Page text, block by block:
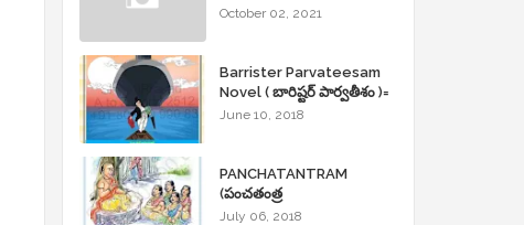
Stories
October 02, 2021
Barrister Parvateesam
Novel ( బారిష్టర్ పార్వతీశం )=
ShyamPrasad =
June 10, 2018
PANCHATANTRAM
(పంచతంత్ర
కథలు)Andhrajyothy
July 06, 2018